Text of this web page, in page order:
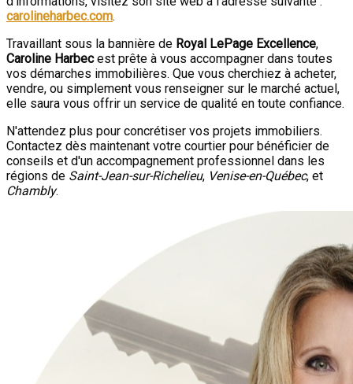
carolineharbec.com.
Travaillant sous la bannière de Royal LePage Excellence,
Caroline Harbecest prête à vous accompagner dans toutes
vos démarches immobilières. Que vous cherchiez à acheter,
vendre, ou simplement vous renseigner sur le marché actuel,
elle saura vous offrir un service de qualité en toute confiance.
N'attendez plus pour concrétiser vos projets immobiliers.
Contactez dès maintenant votre courtier pour bénéficier de
conseils et d'un accompagnement professionnel dans les
régions de Saint-Jean-sur-Richelieu, Venise-en-Québec, et
Chambly.